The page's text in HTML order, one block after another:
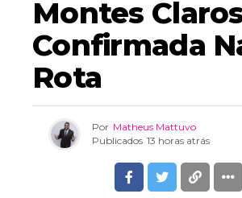
Montes
Confirmada
Rota
Por Matheus Mattuvo
Publicados 13 horas atrás